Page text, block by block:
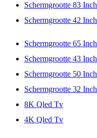
Schermgrootte 83 Inch
Schermgrootte 42 Inch
Schermgrootte 65 Inch
Schermgrootte 43 Inch
Schermgrootte 50 Inch
Schermgrootte 32 Inch
8K Qled Tv
4K Qled Tv